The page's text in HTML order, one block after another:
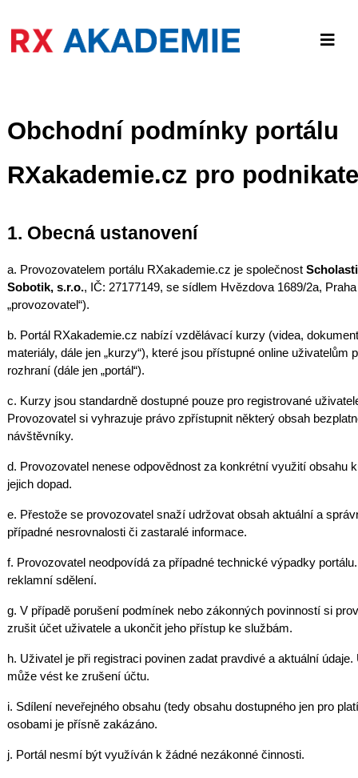
Obchodní podmínky portálu
RXakademie.cz pro
1. Obecná ustanovení
a. Provozovatelem portálu RXakademie.cz je společnost
Sobotik, s.r.o., IČ: 27177149, se sídlem Hvězdova 1689/2a,
„provozovatel“).
b. Portál RXakademie.cz nabízí vzdělávací kurzy (videa,
materiály, dále jen „kurzy“), které jsou přístupné online uživatelům
rozhraní (dále jen „portál“).
c. Kurzy jsou standardně dostupné pouze pro registrované
Provozovatel si vyhrazuje právo zpřístupnit některý obsah
návštěvníky.
d. Provozovatel nenese odpovědnost za konkrétní využití obsahu
jejich dopad.
e. Přestože se provozovatel snaží udržovat obsah aktuální a
případné nesrovnalosti či zastaralé informace.
f. Provozovatel neodpovídá za případné technické výpadky
reklamní sdělení.
g. V případě porušení podmínek nebo zákonných povinností si
zrušit účet uživatele a ukončit jeho přístup ke službám.
h. Uživatel je při registraci povinen zadat pravdivé a aktuální
může vést ke zrušení účtu.
i. Sdílení neveřejného obsahu (tedy obsahu dostupného jen pro
osobami je přísně zakázáno.
j. Portál nesmí být využíván k žádné nezákonné činnosti.